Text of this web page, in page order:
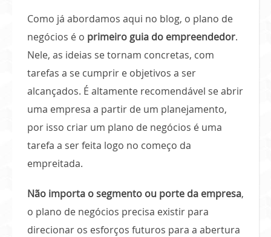
Como já abordamos aqui no blog, o plano de
negócios é o primeiro guia do empreendedor.
Nele, as ideias se tornam concretas, com
tarefas a se cumprir e objetivos a ser
alcançados. É altamente recomendável se abrir
uma empresa a partir de um planejamento,
por isso criar um plano de negócios é uma
tarefa a ser feita logo no começo da
empreitada.
Não importa o segmento ou porte da empresa,
o plano de negócios precisa existir para
direcionar os esforços futuros para a abertura